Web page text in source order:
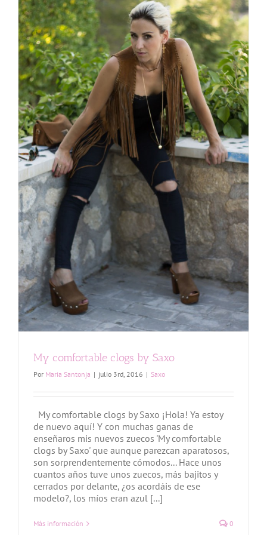
My comfortable clogs by Saxo
Por Maria Santonja | julio 3rd, 2016 | Saxo
My comfortable clogs by Saxo ¡Hola! Ya estoy
de nuevo aquí! Y con muchas ganas de
enseñaros mis nuevos zuecos 'My comfortable
clogs by Saxo' que aunque parezcan aparatosos,
son sorprendentemente cómodos... Hace unos
cuantos años tuve unos zuecos, más bajitos y
cerrados por delante, ¿os acordáis de ese
modelo?, los míos eran azul [...]
Más información 0